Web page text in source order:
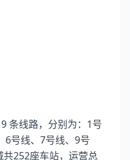
条线路，分别为：1号
6号线、7号线、9号
252座车站，运营总